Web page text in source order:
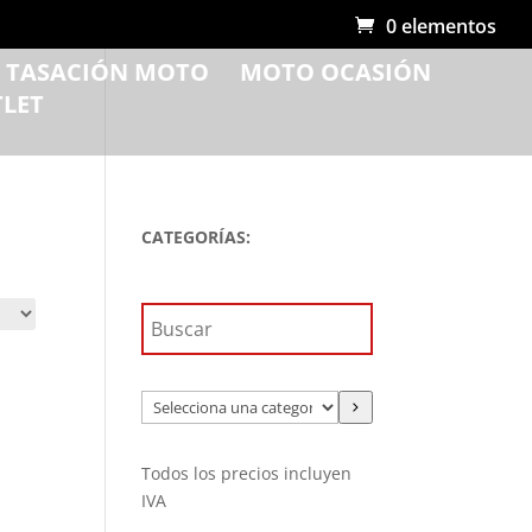
0 elementos
TASACIÓN MOTO
MOTO OCASIÓN
CATEGORÍAS:
Selecciona
una
Todos los precios incluyen
IVA